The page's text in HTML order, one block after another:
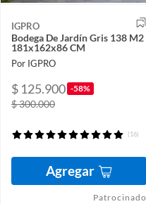
IGPRO
Bodega De Jardín Gris 138 M2
181x162x86 CM
Por IGPRO
$ 125.900 -58%
$ 300.000
(16)
Agregar
Patrocinado